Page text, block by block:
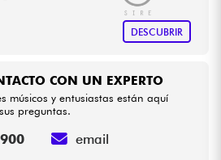
DESCUBRIR
CON UN EXPERTO
músicos y entusiastas están aquí
preguntas.
email